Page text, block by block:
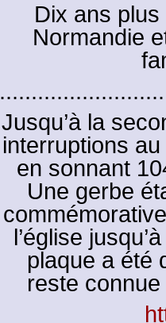
Dix ans
Normandie
Jusqu’à la
interruptions
en sonnant
Une gerbe
l’église
plaque a été
reste